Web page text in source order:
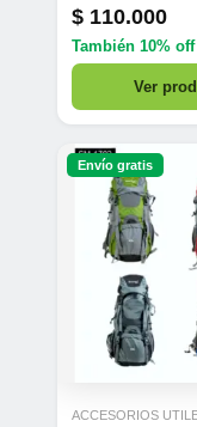
$ 110.000
También 10% off
Ver
Envío gratis
ACCESORIOS